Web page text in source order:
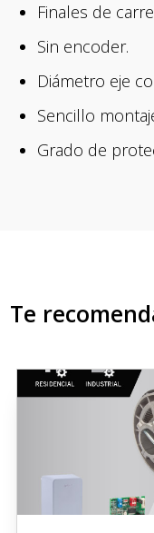
Finales de
Sin encoder.
Diámetro eje
Sencillo
Grado de
Te